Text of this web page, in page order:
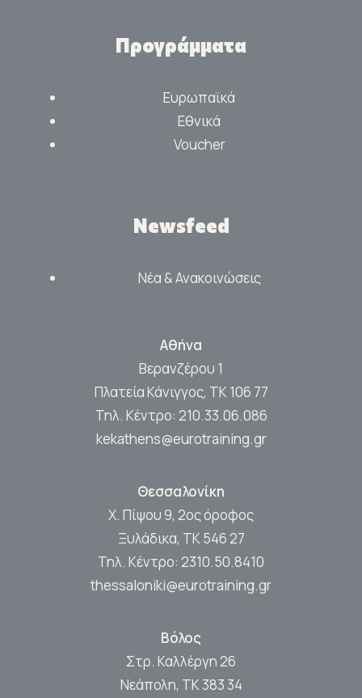
Προγράμματα
Ευρωπαϊκά
Εθνικά
Voucher
Newsfeed
Νέα & Ανακοινώσεις
Αθήνα
Βερανζέρου 1
Πλατεία Κάνιγγος, ΤΚ 106 77
Τηλ. Κέντρο: 210.33.06.086
kekathens@eurotraining.gr
Θεσσαλονίκη
Χ. Πίψου 9, 2ος όροφος
Ξυλάδικα, ΤΚ 546 27
Τηλ. Κέντρο: 2310.50.8410
thessaloniki@eurotraining.gr
Βόλος
Στρ. Καλλέργη 26
Νεάπολη, ΤΚ 383 34